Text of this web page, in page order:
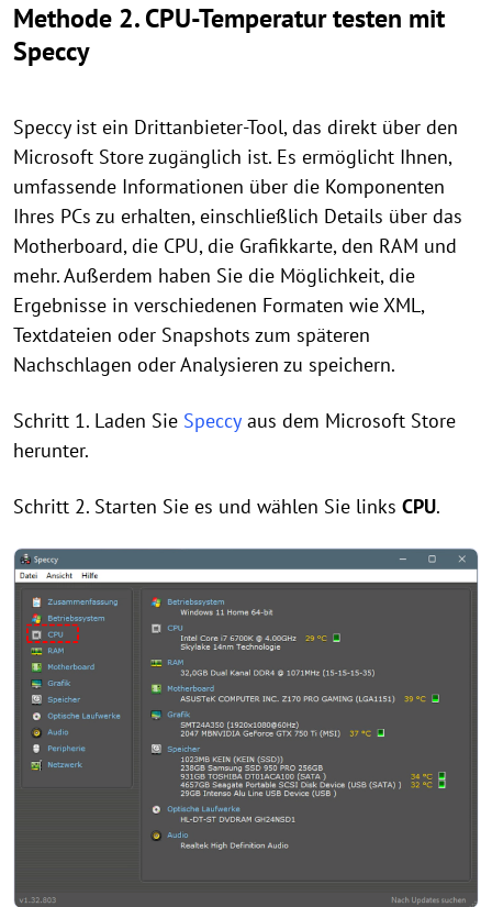
Methode 2. CPU-Temperatur testen mit
Speccy
Speccy ist ein Drittanbieter-Tool, das direkt über den
Microsoft Store zugänglich ist. Es ermöglicht Ihnen,
umfassende Informationen über die Komponenten
Ihres PCs zu erhalten, einschließlich Details über das
Motherboard, die CPU, die Grafikkarte, den RAM und
mehr. Außerdem haben Sie die Möglichkeit, die
Ergebnisse in verschiedenen Formaten wie XML,
Textdateien oder Snapshots zum späteren
Nachschlagen oder Analysieren zu speichern.
Schritt 1. Laden Sie Speccy aus dem Microsoft Store
herunter.
Schritt 2. Starten Sie es und wählen Sie links CPU.